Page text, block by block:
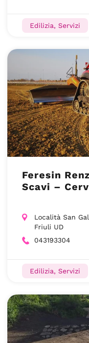
Edilizia, Servizi
Feresin
Scavi –
Località San
Friuli UD
043193304
Edilizia, Servizi